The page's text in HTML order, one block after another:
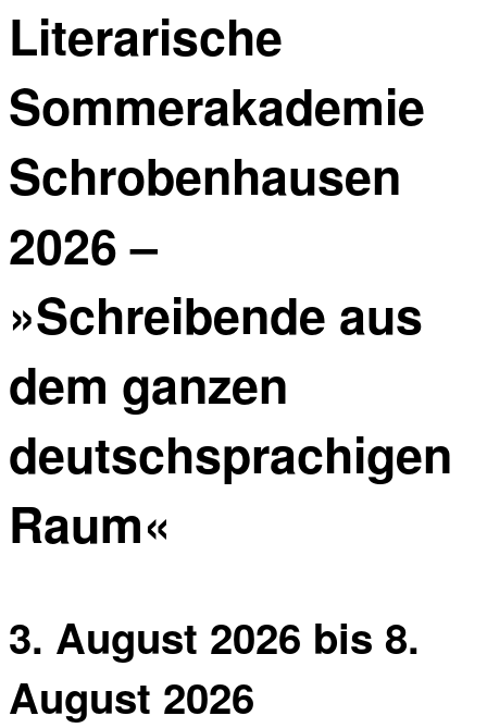
Literarische
Sommerakademie
Schrobenhausen
2026 –
»Schreibende aus
dem ganzen
deutschsprachigen
Raum«
3. August 2026 bis 8.
August 2026